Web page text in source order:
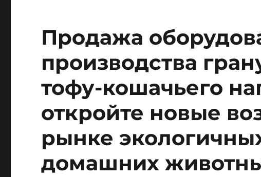
Продажа
производства
тофу-кошачьего
откройте новые
рынке
домашних